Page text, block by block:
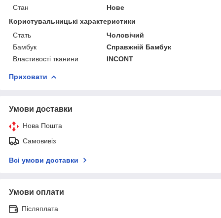
Стан
Нове
Користувальницькі характеристики
Стать
Чоловічий
Бамбук
Справжній Бамбук
Властивості тканини
INCONT
Приховати
Умови доставки
Нова Пошта
Самовивіз
Всі умови доставки
Умови оплати
Післяплата